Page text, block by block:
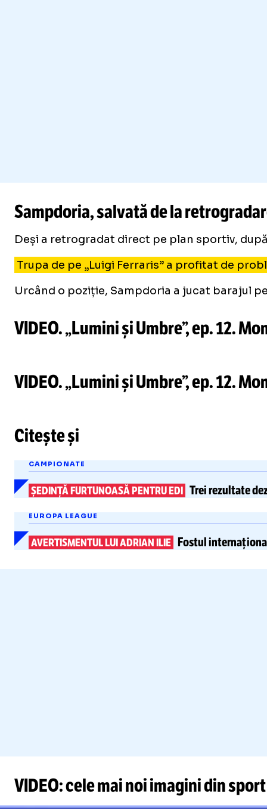
Sampdoria, salvată de la
Deși a retrogradat direct pe plan sportiv,
Trupa de pe „Luigi Ferraris” a profitat de
Urcând o poziție, Sampdoria a jucat barajul
VIDEO. „Lumini și Umbre”, ep. 12.
VIDEO. „Lumini și Umbre”, ep. 12.
Citește și
CAMPIONATE
ȘEDINȚĂ FURTUNOASĂ PENTRU EDI Trei rezultate
EUROPA LEAGUE
AVERTISMENTUL LUI ADRIAN ILIE Fostul
VIDEO: cele mai noi imagini din sport